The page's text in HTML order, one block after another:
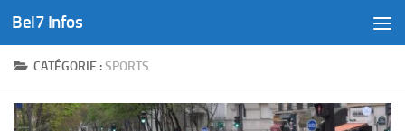
Skip to content
Bel7 Infos
CATÉGORIE :SPORTS